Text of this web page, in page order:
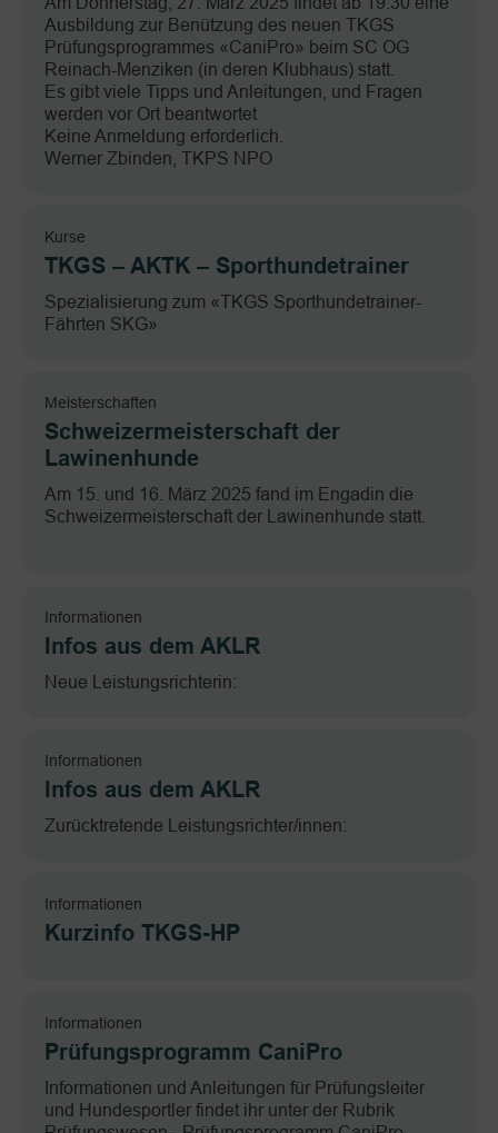
Ausbildung zur Benützung des neuen TKGS
Prüfungsprogrammes «CaniPro» beim SC OG
Reinach-Menziken (in deren Klubhaus) statt.
Es gibt viele Tipps und Anleitungen, und Fragen
werden vor Ort beantwortet
Keine Anmeldung erforderlich.
Werner Zbinden, TKPS NPO
Kurse
TKGS – AKTK – Sporthundetrainer
Spezialisierung zum «TKGS Sporthundetrainer-
Fährten SKG»
Meisterschaften
Schweizermeisterschaft der
Lawinenhunde
Am 15. und 16. März 2025 fand im Engadin die
Schweizermeisterschaft der Lawinenhunde statt.
Informationen
Infos aus dem AKLR
Neue Leistungsrichterin:
Informationen
Infos aus dem AKLR
Zurücktretende Leistungsrichter/innen:
Informationen
Kurzinfo TKGS-HP
Informationen
Prüfungsprogramm CaniPro
Informationen und Anleitungen für Prüfungsleiter
und Hundesportler findet ihr unter der Rubrik